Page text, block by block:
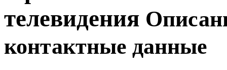
телевидения
контактные данные